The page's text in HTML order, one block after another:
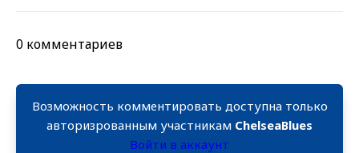
0 комментариев
Возможность комментировать доступна только
авторизрованным участникам ChelseaBlues
Войти в аккаунт